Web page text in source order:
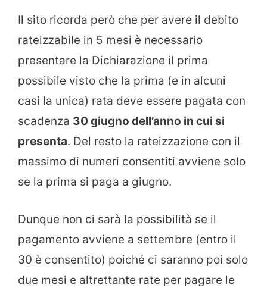
Il sito ricorda però che per avere il debito
rateizzabile in 5 mesi è necessario
presentare la Dichiarazione il prima
possibile visto che la prima (e in alcuni
casi la unica) rata deve essere pagata con
scadenza 30 giugno dell’anno in cui si
presenta. Del resto la rateizzazione con il
massimo di numeri consentiti avviene solo
se la prima si paga a giugno.
Dunque non ci sarà la possibilità se il
pagamento avviene a settembre (entro il
30 è consentito) poiché ci saranno poi solo
due mesi e altrettante rate per pagare le